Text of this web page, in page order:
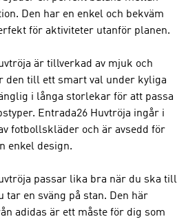
Den har en enkel och bekväm
för aktiviteter utanför planen.
är tillverkad av mjuk och
den till ett smart val under kyliga
i långa storlekar för att passa
Entrada26 Huvtröja ingår i
fotbollskläder och är avsedd för
enkel design.
passar lika bra när du ska till
tar en sväng på stan. Den här
adidas är ett måste för dig som